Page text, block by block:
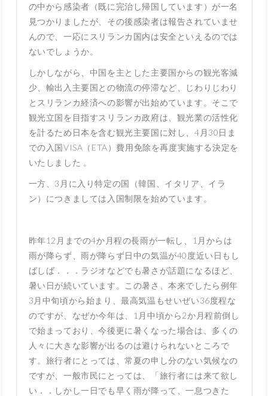
の中から感染者（既に完治し帰国しています）が一名
見つかりましたが、その後感染者は報告されていませ
んので、一応にスリランカ国内は安全といえるのでは
ないでしょうか。
しかしながら、中国を主とした主要国からの観光客減
少、輸出入主要国との物流の停滞など、じわりじわり
とスリランカ経済への影響が出始めています。そこで
観光立国を目指すスリランカ政府は、観光業の活性化
を計るため日本を含む観光主要国に対し、4月30日ま
での入国VISA（ETA）費用免除を再度実施する決定を
いたしました 。
一方、3月に入り特定の国（韓国、イタリア、イラ
ン）につきましては入国制限を始めています。
昨年12月までの4か月程の長雨が一転し、1月からは
雨が降らず、雨が降らず日中の気温が40度近い日もし
ばしば．．．ラジオなどでも暑さが話題になるほど、
暑い日が続いています。この暑さ、本来でしたら例年
3月中旬頃から始まり、最高気温もせいぜい36度程な
のですが、なぜか今年は、1月中頃から2か月程前倒し
で始まっており、今後更に暑くなった場合は、多くの
人々に大きな影響が出るのは避けられないところで
す。旅行者にとっては、常夏の申し分のない気候なの
ですが、一般市民にとっては、「旅行者には来て欲し
い．．しかし一日でも早く雨が降って、一息つきた